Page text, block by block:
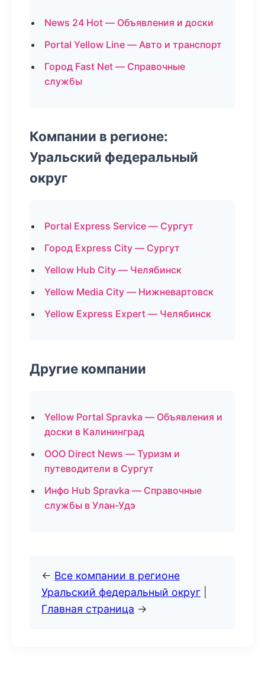
News 24 Hot — Объявления и доски
Portal Yellow Line — Авто и транспорт
Город Fast Net — Справочные
службы
Компании в регионе:
Уральский федеральный
округ
Portal Express Service — Сургут
Город Express City — Сургут
Yellow Hub City — Челябинск
Yellow Media City — Нижневартовск
Yellow Express Expert — Челябинск
Другие компании
Yellow Portal Spravka — Объявления и
доски в Калининград
ООО Direct News — Туризм и
путеводители в Сургут
Инфо Hub Spravka — Справочные
службы в Улан-Удэ
← Все компании в регионе
Уральский федеральный округ
Главная страница →